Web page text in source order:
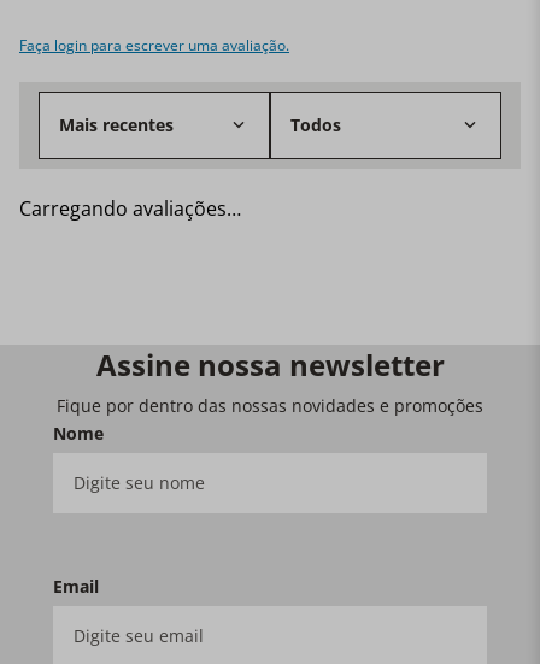
Faça login para escrever uma avaliação.
Mais recentes Todos
Carregando avaliações…
Assine nossa newsletter
Fique por dentro das nossas novidades e promoções
Nome
Email